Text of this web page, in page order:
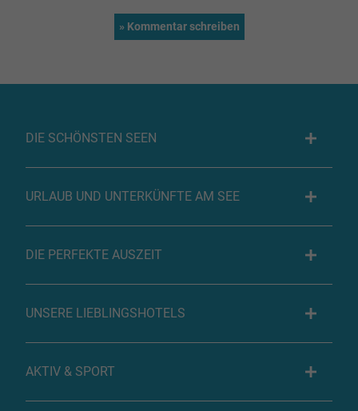
DIE SCHÖNSTEN SEEN
URLAUB UND UNTERKÜNFTE AM SEE
DIE PERFEKTE AUSZEIT
UNSERE LIEBLINGSHOTELS
AKTIV & SPORT